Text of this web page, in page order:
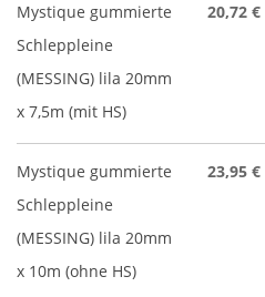
Mystique gummierte
Schleppleine
(MESSING) lila 20mm
x 7,5m (mit HS)
20,72 €
Mystique gummierte
Schleppleine
(MESSING) lila 20mm
x 10m (ohne HS)
23,95 €